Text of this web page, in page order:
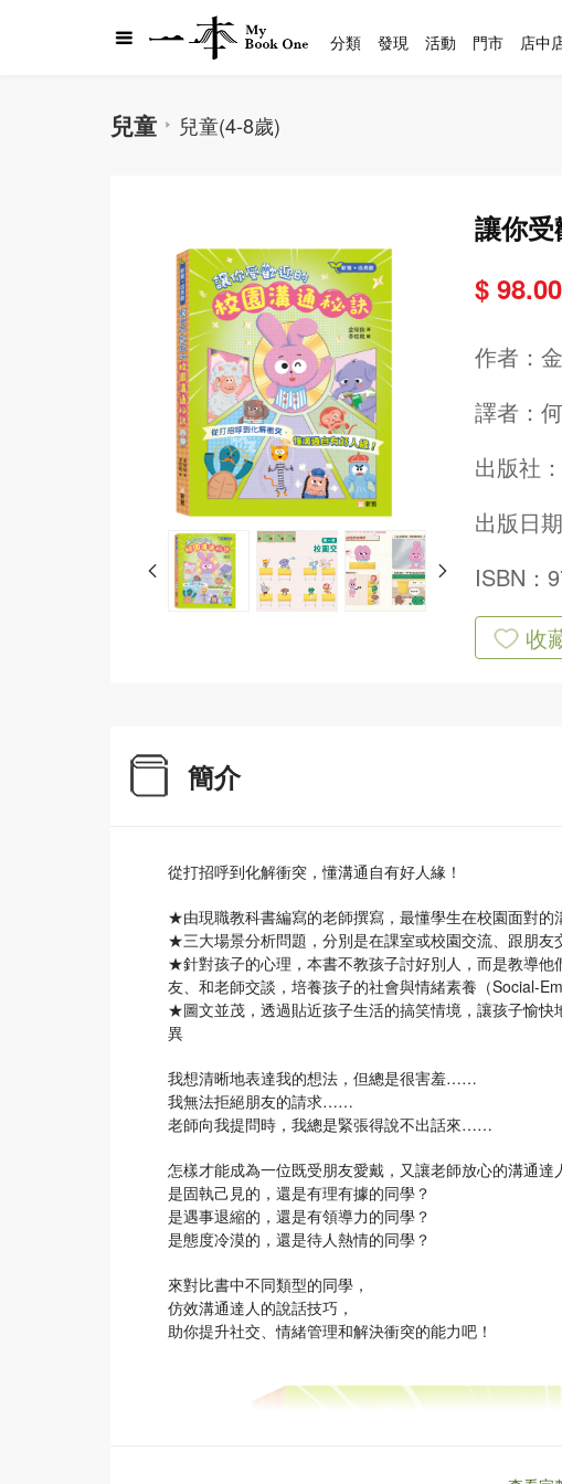
兒童 兒童(4-8歲)
讓你
$ 98.00
作者：
譯者：
出版社：
出版日
ISBN：
收
簡介
從打招呼到化解衝突，懂溝通自有好人緣！
★由現職教科書編寫的老師撰寫，最懂學生在校園面對的
★三大場景分析問題，分別是在課室或校園交流、跟朋友
★針對孩子的心理，本書不教孩子討好別人，而是教導
友、和老師交談，培養孩子的社會與情緒素養（Social-
★圖文並茂，透過貼近孩子生活的搞笑情境，讓孩子愉
異
我想清晰地表達我的想法，但總是很害羞……
我無法拒絕朋友的請求……
老師向我提問時，我總是緊張得說不出話來……
怎樣才能成為一位既受朋友愛戴，又讓老師放心的溝通達
是固執己見的，還是有理有據的同學？
是遇事退縮的，還是有領導力的同學？
是態度冷漠的，還是待人熱情的同學？
來對比書中不同類型的同學，
仿效溝通達人的說話技巧，
助你提升社交、情緒管理和解決衝突的能力吧！
分類 發現 活動 門市 店中